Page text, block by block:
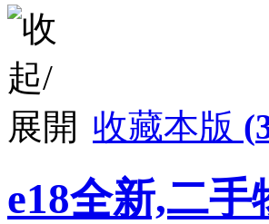
收藏本版 (
e18全新,二